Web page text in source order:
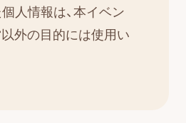
人情報は、本イベン
以外の目的には使用い